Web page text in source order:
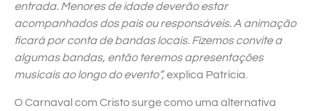
entrada. Menores de idade deverão estar
acompanhados dos pais ou responsáveis. A animação
ficará por conta de bandas locais. Fizemos convite a
algumas bandas, então teremos apresentações
musicais ao longo do evento”,explica Patrícia.
O Carnaval com Cristo surge como uma alternativa